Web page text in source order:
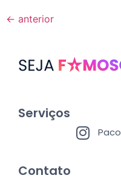
← anterior
Serviços
Contato